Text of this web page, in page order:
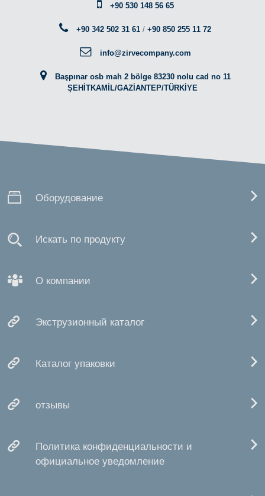
+90 530 148 56 65
+90 342 502 31 61 /+90 850 255 11 72
info@zirvecompany.com
Başpınar osb mah 2 bölge 83230 nolu cad no 11
ŞEHİTKAMİL/GAZİANTEP/TÜRKİYE
Оборудование
Искать по продукту
О компании
Экструзионный каталог
Каталог упаковки
отзывы
Политика конфиденциальности и
официальное уведомление